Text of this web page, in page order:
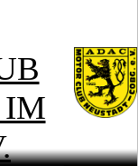
IM